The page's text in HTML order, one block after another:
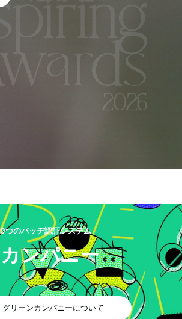
つのバッヂ認証システム
ンパニー
グリーンカンパニーについて